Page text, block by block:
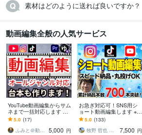
素材はどのように送れば良いですか？
動画編集全般の人気サービス
YouTube動画編集からサム
ネまで一括対応します ／
TikTokやリールも対応！
企画から編集まで徹底サ
ポート！
5.0 (17)
ふみと＠動画×台本
5,000 円
お急ぎ対応可！SNS用シ
ョート動画編集します ※Ti
kTok、Instagram、YouTu
be、Xなど
5.0 (133)
牧野 哲也 ★ 動画編集まきくん
7,500 円